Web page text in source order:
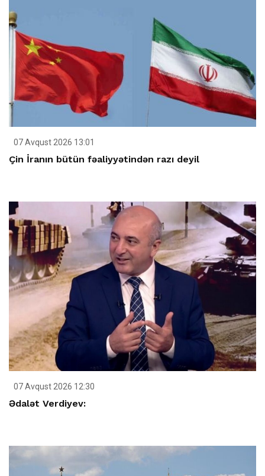
07 Avqust 2026 13:01
Çin İranın bütün fəaliyyətindən razı deyil
07 Avqust 2026 12:30
Ədalət Verdiyev: